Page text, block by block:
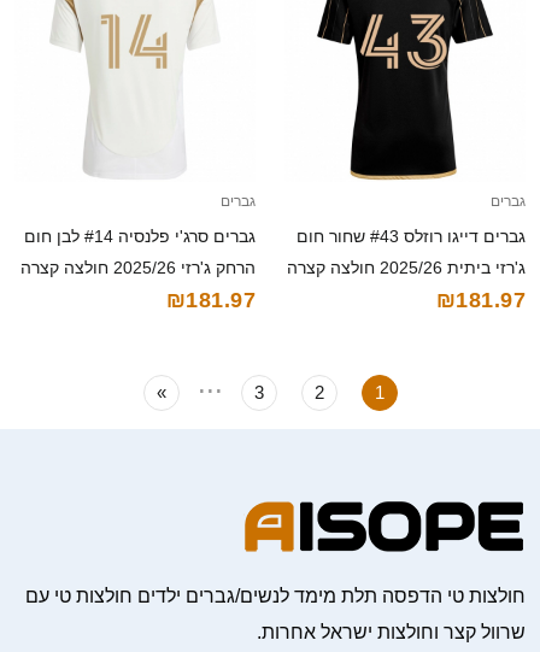
גברים
גברים דייגו רוזלס #43 שחור חום
ג'רזי ביתית 2025/26 חולצה קצרה
₪181.97
גברים
גברים סרג'י פלנסיה #14 לבן חום
הרחק ג'רזי 2025/26 חולצה קצרה
₪181.97
1
2
3
...
»
חולצות טי הדפסה תלת מימד לנשים/גברים ילדים חולצות טי עם
שרוול קצר וחולצות ישראל אחרות.